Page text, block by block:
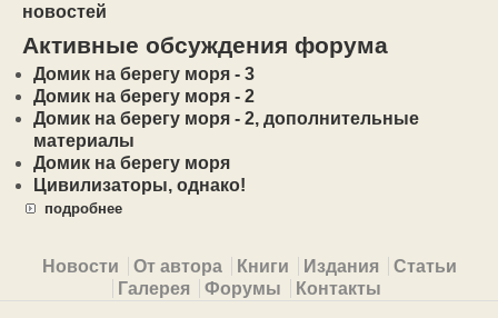
Активные обсуждения форума
Домик на берегу моря - 3
Домик на берегу моря - 2
Домик на берегу моря - 2, дополнительные
материалы
Домик на берегу моря
Цивилизаторы, однако!
подробнее
Primary menu
Новости От автора Книги Издания
Статьи
Галерея
Форумы Контакты